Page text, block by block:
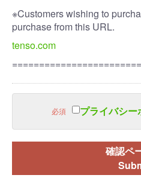
※Customers wishing to
purchase from this URL.
tenso.com
必須 プライバシー
確認ペ